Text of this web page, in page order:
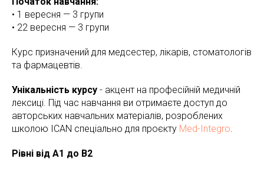
• 1 вересня — 3 групи
• 22 вересня — 3 групи
Курс призначений для медсестер, лікарів, стоматологів
та фармацевтів.
Унікальність курсу - акцент на професійній медичній
лексиці. Під час навчання ви отримаєте доступ до
авторських навчальних матеріалів, розроблених
школою ICAN спеціально для проєкту Med-Integro.
Рівні від A1 до B2